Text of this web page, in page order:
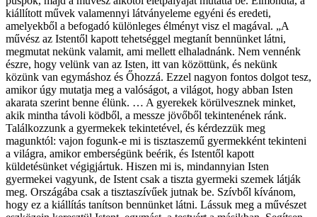
kiállított művek valamennyi látványeleme egyéni és eredeti,
amelyekből a befogadó különleges élményt visz el magával. „A
művész az Istentől kapott tehetséggel megtanít bennünket látni,
megmutat nekünk valamit, ami mellett elhaladnánk. Nem vennénk
észre, hogy velünk van az Isten, itt van közöttünk, és nekünk
közünk van egymáshoz és Őhozzá. Ezzel nagyon fontos dolgot tesz,
amikor úgy mutatja meg a valóságot, a világot, hogy abban Isten
akarata szerint benne élünk. … A gyerekek körülvesznek minket,
akik mintha távoli ködből, a messze jövőből tekintenének ránk.
Találkozzunk a gyermekek tekintetével, és kérdezzük meg
magunktól: vajon fogunk-e mi is tisztaszemű gyermekként tekinteni
a világra, amikor emberségünk beérik, és Istentől kapott
küldetésünket végigjártuk. Hiszen mi is, mindannyian Isten
gyermekei vagyunk, de Istent csak a tiszta gyermeki szemek látják
meg. Országába csak a tisztaszívűek jutnak be. Szívből kívánom,
hogy ez a kiállítás tanítson bennünket látni. Lássuk meg a művészet